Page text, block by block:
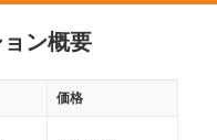
ン概要
価格